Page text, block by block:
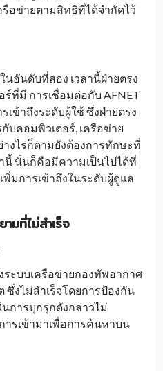
อข่ายตามสิทธิที่ได้จำกัดไว้
อันดับที่สอง เวลานี้ฝ่ายตรง
ที่มี การเชื่อมต่อกับ AFNET
เข้าถึงระดับผู้ใช้ ซึ่งฝ่ายตรง
บคอมพิวเตอร์, เครือข่าย
งไรก็ตามยังต้องการทักษะที่
นี้ นั่นก็คือมีความเป็นไปได้ที่
มการเข้าถึงในระดับผู้ดูแล
มที่ไม่สำเร็จ
ระบบเครือข่ายกองทัพอากาศ
งไม่สำเร็จโดยการป้องกัน
การบุกรุกดังกล่าวไม่
ารเข้ามาเพื่อการค้นหาบน